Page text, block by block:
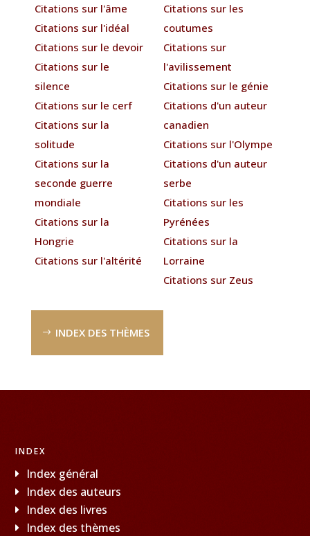
Citations sur l'âme
Citations sur l'idéal
Citations sur le devoir
Citations sur le
silence
Citations sur le cerf
Citations sur la
solitude
Citations sur la
seconde guerre
mondiale
Citations sur la
Hongrie
Citations sur l'altérité
Citations sur les
coutumes
Citations sur
l'avilissement
Citations sur le génie
Citations d'un auteur
canadien
Citations sur l'Olympe
Citations d'un auteur
serbe
Citations sur les
Pyrénées
Citations sur la
Lorraine
Citations sur Zeus
INDEX DES THÈMES
INDEX
Index général
Index des auteurs
Index des livres
Index des thèmes